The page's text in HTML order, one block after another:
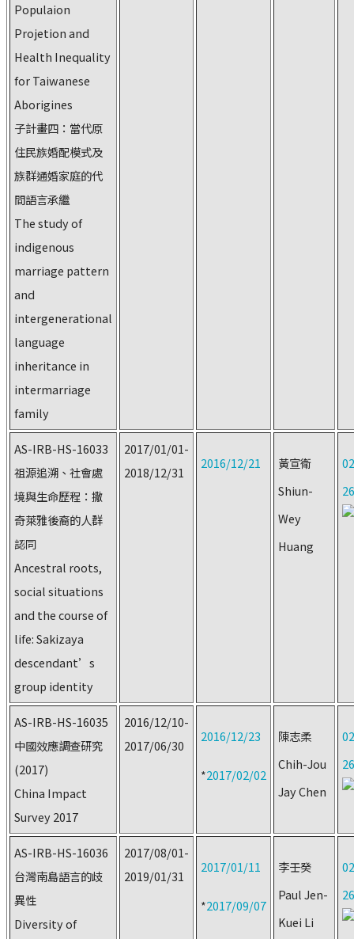
Populaion
Projetion and
Health Inequality
for Taiwanese
Aborigines
子計畫四：當代原
住民族婚配模式及
族群通婚家庭的代
間語言承繼
The study of
indigenous
marriage pattern
and
intergenerational
language
inheritance in
intermarriage
family
AS-IRB-HS-16033
祖源追溯、社會處
境與生命歷程：撒
奇萊雅後裔的人群
認同
Ancestral roots,
social situations
and the course of
life: Sakizaya
descendant’s
group identity
2017/01/01-
2018/12/31
2016/12/21
黃宣衛
Shiun-
Wey
Huang
AS-IRB-HS-16035
中國效應調查研究
(2017)
China Impact
Survey 2017
2016/12/10-
2017/06/30
2016/12/23
*2017/02/02
陳志柔
Chih-Jou
Jay Chen
AS-IRB-HS-16036
台灣南島語言的歧
異性
Diversity of
2017/08/01-
2019/01/31
2017/01/11
*2017/09/07
李壬癸
Paul Jen-
Kuei Li